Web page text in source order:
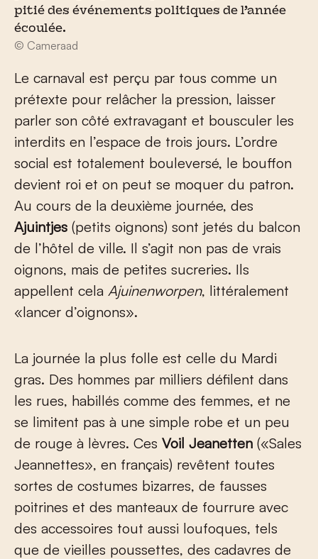
pitié des événements politiques de l’année
écoulée.
© Cameraad
Le carnaval est perçu par tous comme un
prétexte pour relâcher la pression, laisser
parler son côté extravagant et bousculer les
interdits en l’espace de trois jours. L’ordre
social est totalement bouleversé, le bouffon
devient roi et on peut se moquer du patron.
Au cours de la deuxième journée, des
Ajuintjes (petits oignons) sont jetés du balcon
de l’hôtel de ville. Il s’agit non pas de vrais
oignons, mais de petites sucreries. Ils
appellent cela Ajuinenworpen, littéralement
«lancer d’oignons».
La journée la plus folle est celle du Mardi
gras. Des hommes par milliers défilent dans
les rues, habillés comme des femmes, et ne
se limitent pas à une simple robe et un peu
de rouge à lèvres. Ces Voil Jeanetten («Sales
Jeannettes», en français) revêtent toutes
sortes de costumes bizarres, de fausses
poitrines et des manteaux de fourrure avec
des accessoires tout aussi loufoques, tels
que de vieilles poussettes, des cadavres de